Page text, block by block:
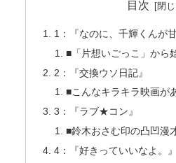
目次
1：『なのに、千輝くんが
■「片想いごっこ」から
2：『交換ウソ日記』
■こんなキラキラ映画が
3：『ラブ★コン』
■鈴木おさむ印の凸凹漫
4：『好きっていいなよ。』